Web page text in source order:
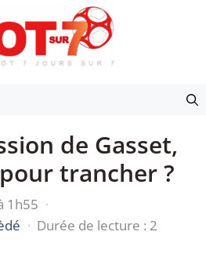
de Gasset,
trancher ?
1h55 ·
· Durée de lecture : 2